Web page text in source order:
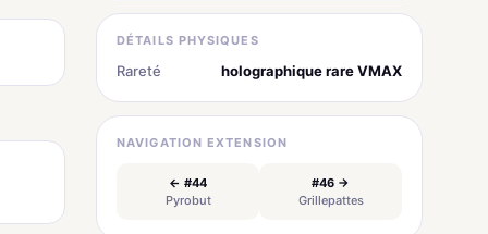
DÉTAILS PHYSIQUES
Rareté holographique rare VMAX
NAVIGATION EXTENSION
← #44
Pyrobut
#46 →
Grillepattes